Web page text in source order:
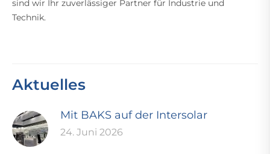
sind wir Ihr zuverlässiger Partner für Industrie und
Technik.
Aktuelles
Mit BAKS auf der Intersolar
24. Juni 2026